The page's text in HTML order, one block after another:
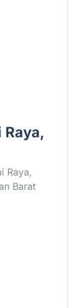
Raya,
Barat